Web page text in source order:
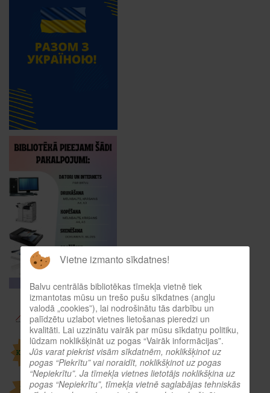
Vietne izmanto sīkdatnes!
Balvu centrālās bibliotēkas tīmekļa vietnē tiek
izmantotas mūsu un trešo pušu sīkdatnes (angļu
valodā „cookies”), lai nodrošinātu tās darbību un
palīdzētu uzlabot vietnes lietošanas pieredzi un
kvalitāti. Lai uzzinātu vairāk par mūsu sīkdatņu politiku,
lūdzam noklikšķināt uz pogas “Vairāk informācijas”.
Jūs varat piekrist visām sīkdatnēm, noklikšķinot uz
pogas “Piekrītu” vai noraidīt, noklikšķinot uz pogas
“Nepiekrītu”. Ja tīmekļa vietnes lietotājs noklikšķina uz
pogas “Nepiekrītu”, tīmekļa vietnē saglabājas tehniskās